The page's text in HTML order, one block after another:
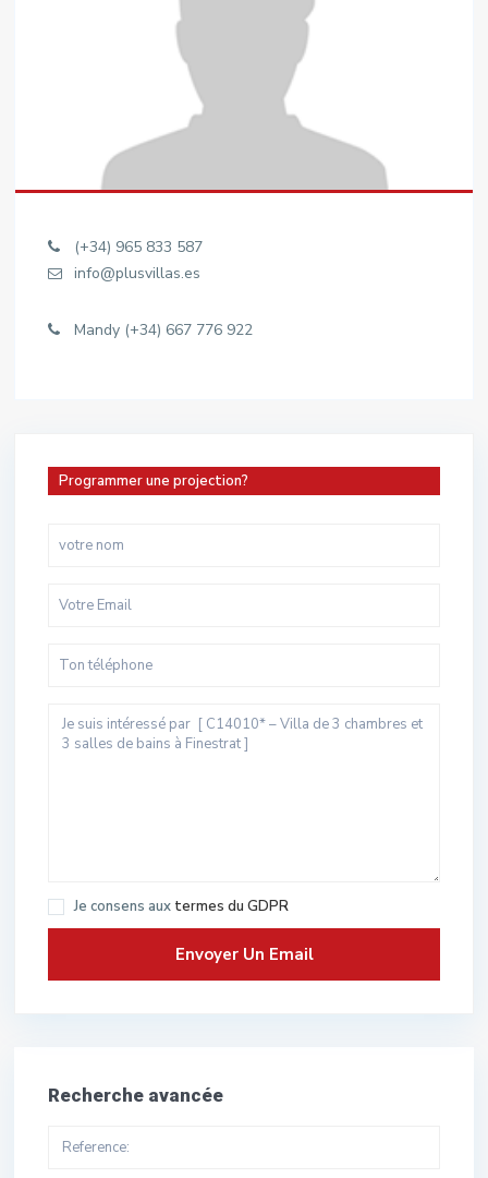
(+34) 965 833 587
info@plusvillas.es
Mandy (+34) 667 776 922
Programmer une projection?
Je consens aux termes du GDPR
Recherche avancée